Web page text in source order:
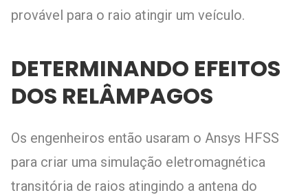
provável para o raio atingir um veículo.
DETERMINANDO EFEITOS
DOS RELÂMPAGOS
Os engenheiros então usaram o Ansys HFSS
para criar uma simulação eletromagnética
transitória de raios atingindo a antena do